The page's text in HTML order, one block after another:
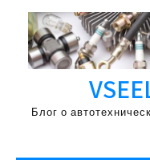
Перейти
содержимому
Блог о